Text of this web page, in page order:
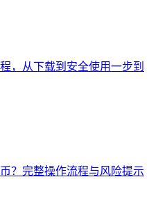
，从下载到安全使用一步到
？完整操作流程与风险提示